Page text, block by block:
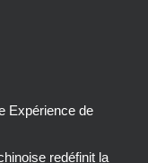
Expérience de
redéfinit la